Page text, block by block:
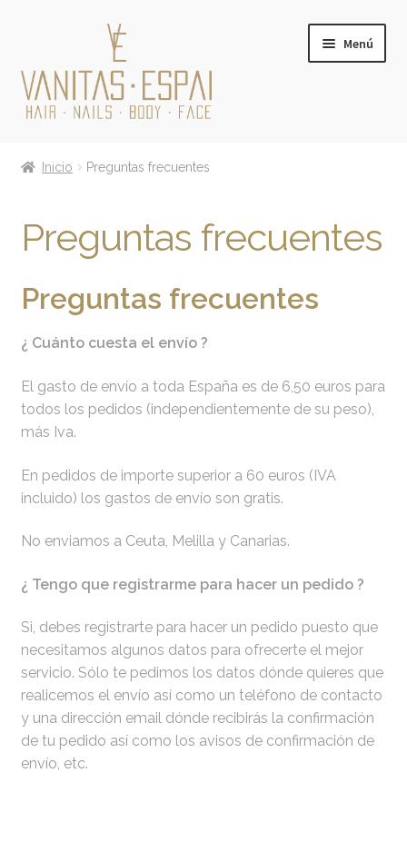
la
navegación
contenido
Menú
menú
hijo
TARJETA REGALO
CONÓCENOS
CONTACTO
BLOG
Inicio Preguntas frecuentes
Preguntas frecuentes
Preguntas frecuentes
¿ Cuánto cuesta el envío ?
El gasto de envío a toda España es de 6,50 euros para
todos los pedidos (independientemente de su peso),
más Iva.
En pedidos de importe superior a 60 euros (IVA
incluido) los gastos de envío son gratis.
No enviamos a Ceuta, Melilla y Canarias.
¿ Tengo que registrarme para hacer un pedido ?
Si, debes registrarte para hacer un pedido puesto que
necesitamos algunos datos para ofrecerte el mejor
servicio. Sólo te pedimos los datos dónde quieres que
realicemos el envío así como un teléfono de contacto
y una dirección email dónde recibirás la confirmación
de tu pedido así como los avisos de confirmación de
envío, etc.